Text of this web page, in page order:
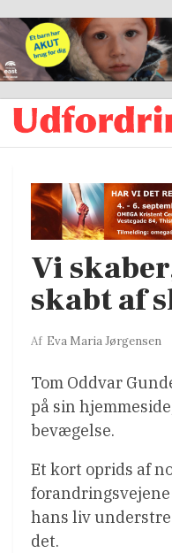
Vi
skabt af
Af Eva Maria Jørgensen
Tom Oddvar
på sin
bevægelse.
Et kort oprids af
hans liv
det.